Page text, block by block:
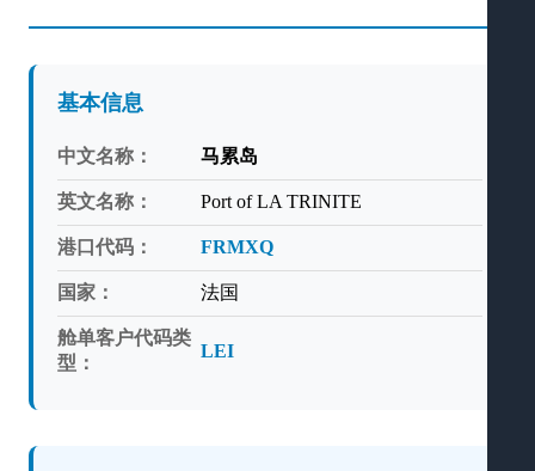
基本信息
中文名称： 马累岛
英文名称： Port of LA TRINITE
港口代码： FRMXQ
国家： 法国
舱单客户代码类
型：
LEI